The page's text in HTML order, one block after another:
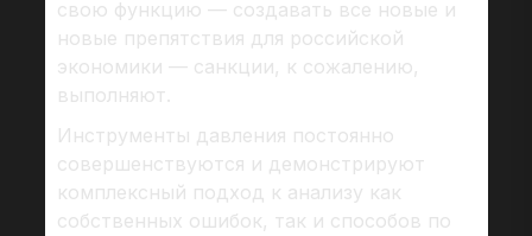
свою функцию — создавать все новые и
новые препятствия для российской
экономики — санкции, к сожалению,
выполняют.
Инструменты давления постоянно
совершенствуются и демонстрируют
комплексный подход к анализу как
собственных ошибок, так и способов по